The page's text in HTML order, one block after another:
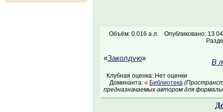
Объём: 0.016 а.л.
Опубликовано: 13
«Заколдую» В
Клубная оценка: Нет оценки
Доминанта:
Библиотека
предназначаемых автором для